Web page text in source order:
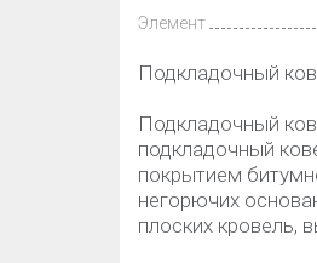
Элемент
Подкладочный
Подкладочный
подкладочный
покрытием
негорючих
плоских кровель,